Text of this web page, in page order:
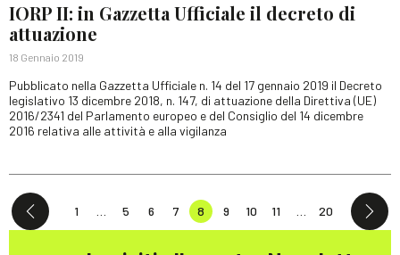
IORP II: in Gazzetta Ufficiale il decreto di
attuazione
18 Gennaio 2019
Pubblicato nella Gazzetta Ufficiale n. 14 del 17 gennaio 2019 il Decreto
legislativo 13 dicembre 2018, n. 147, di attuazione della Direttiva (UE)
2016/2341 del Parlamento europeo e del Consiglio del 14 dicembre
2016 relativa alle attività e alla vigilanza
1 5 6 7 8 9 10 11 20